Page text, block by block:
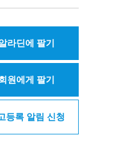
라딘에 팔기
원에게 팔기
등록 알림 신청